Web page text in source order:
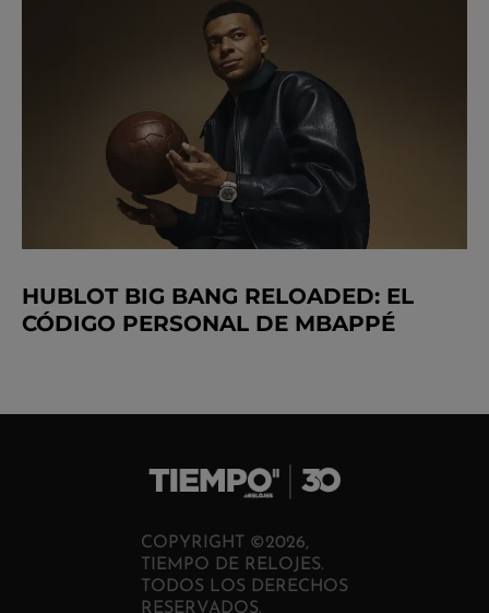
HUBLOT BIG BANG RELOADED: EL
CÓDIGO PERSONAL DE MBAPPÉ
COPYRIGHT ©2026,
TIEMPO DE RELOJES.
TODOS LOS DERECHOS
RESERVADOS.